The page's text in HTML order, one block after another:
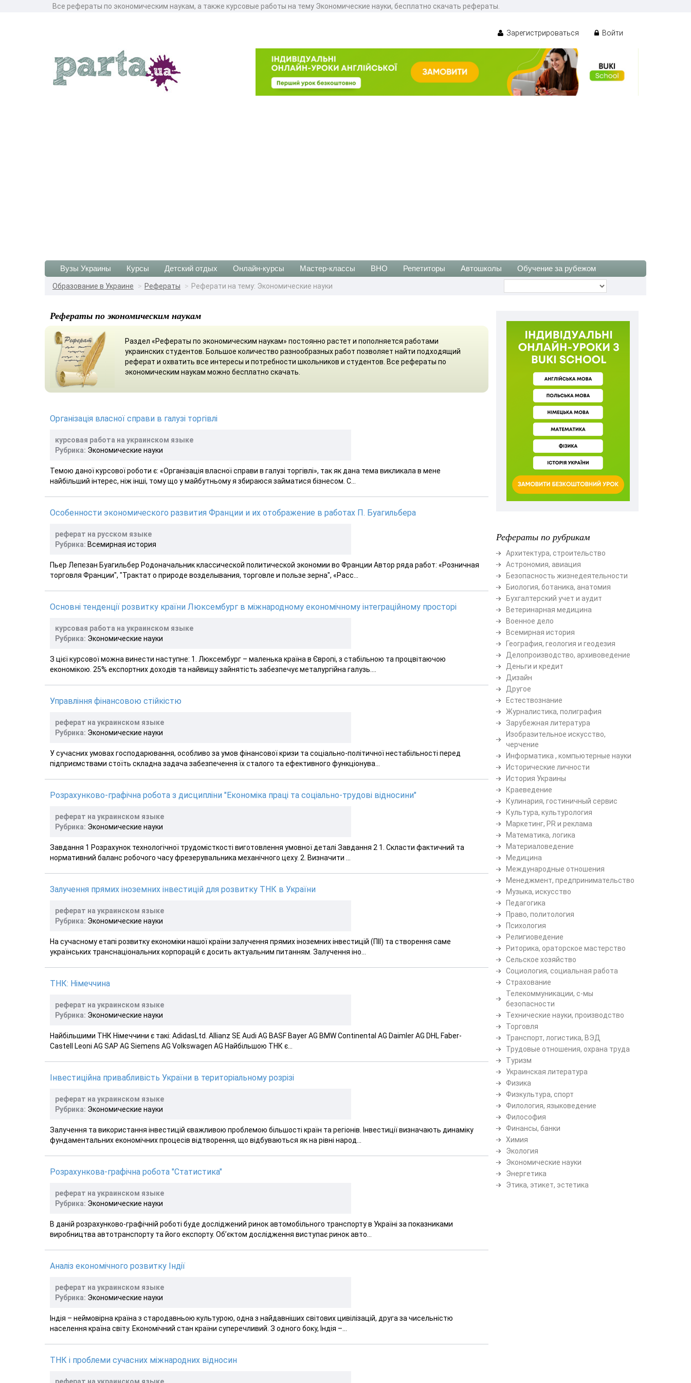
Все рефераты по экономическим наукам, а также курсовые работы на тему Экономические науки, бесплатно скачать рефераты.
Зарегистрироваться Войти
Вузы Украины Курсы Детский отдых Онлайн-курсы Мастер-классы ВНО Репетиторы Автошколы Обучение за рубежом
Образование в Украине Рефераты Реферати на тему: Экономические науки
Рефераты по экономическим наукам
Раздел «Рефераты по экономическим наукам» постоянно растет и пополняется работами
украинских студентов. Большое количество разнообразных работ позволяет найти подходящий
реферат и охватить все интересы и потребности школьников и студентов. Все рефераты по
экономическим наукам можно бесплатно скачать.
Організація власної справи в галузі торгівлі
курсовая работа на украинском языке
Рубрика: Экономические науки
Темою даної курсової роботи є: «Організація власної справи в галузі торгівлі», так як дана тема викликала в мене
найбільший інтерес, ніж інші, тому що у майбутньому я збираюся займатися бізнесом. С...
Особенности экономического развития Франции и их отображение в работах П. Буагильбера
реферат на русском языке
Рубрика: Всемирная история
Пьер Лепезан Буагильбер Родоначальник классической политической экономии во Франции Автор ряда работ: «Розничная
торговля Франции", "Трактат о природе возделывания, торговле и пользе зерна", «Расс...
Основні тенденції розвитку країни Люксембург в міжнародному економічному інтеграційному просторі
курсовая работа на украинском языке
Рубрика: Экономические науки
З цієї курсової можна винести наступне: 1. Люксембург – маленька країна в Європі, з стабільною та процвітаючою
економікою. 25% експортних доходів та найвищу зайнятість забезпечує металургійна галузь....
Управління фінансовою стійкістю
реферат на украинском языке
Рубрика: Экономические науки
У сучасних умовах господарювання, особливо за умов фінансової кризи та соціально-політичної нестабільності перед
підприємствами стоїть складна задача забезпечення їх сталого та ефективного функціонува...
Розрахунково-графічна робота з дисципліни "Економіка праці та соціально-трудові відносини"
реферат на украинском языке
Рубрика: Экономические науки
Завдання 1 Розрахунок технологічної трудомісткості виготовлення умовної деталі Завдання 2 1. Скласти фактичний та
нормативний баланс робочого часу фрезерувальника механічного цеху. 2. Визначити ...
Залучення прямих іноземних інвестицій для розвитку ТНК в України
реферат на украинском языке
Рубрика: Экономические науки
На сучасному етапі розвитку економіки нашої країни залучення прямих іноземних інвестицій (ПІІ) та створення саме
українських транснаціональних корпорацій є досить актуальним питанням. Залучення іно...
ТНК: Німеччина
реферат на украинском языке
Рубрика: Экономические науки
Найбільшими ТНК Німеччини є такі: AdidasLtd. Allianz SE Audi AG BASF Bayer AG BMW Continental AG Daimler AG DHL Faber-
Castell Leoni AG SAP AG Siemens AG Volkswagen AG Найбільшою ТНК є...
Інвестиційна привабливість України в територіальному розрізі
реферат на украинском языке
Рубрика: Экономические науки
Залучення та використання інвестицій єважливою проблемою більшості країн та регіонів. Інвестиції визначають динаміку
фундаментальних економічних процесів відтворення, що відбуваються як на рівні народ...
Розрахункова-графічна робота "Статистика"
реферат на украинском языке
Рубрика: Экономические науки
В даній розрахунково-графічній роботі буде досліджений ринок автомобільного транспорту в Україні за показниками
виробництва автотранспорту та його експорту. Об’єктом дослідження виступає ринок авто...
Аналіз економічного розвитку Індії
реферат на украинском языке
Рубрика: Экономические науки
Індія – неймовірна країна з стародавньою культурою, одна з найдавніших світових цивілізацій, друга за чисельністю
населення країна світу. Економічний стан країни суперечливий. З одного боку, Індія –...
ТНК і проблеми сучасних міжнародних відносин
Рефераты по рубрикам
Архитектура, строительство
Астрономия, авиация
Безопасность жизнедеятельности
Биология, ботаника, анатомия
Бухгалтерский учет и аудит
Ветеринарная медицина
Военное дело
Всемирная история
География, геология и геодезия
Делопроизводство, архивоведение
Деньги и кредит
Дизайн
Другое
Естествознание
Журналистика, полиграфия
Зарубежная литература
Изобразительное искусство,
черчение
Информатика , компьютерные науки
Исторические личности
История Украины
Краеведение
Кулинария, гостиничный сервис
Культура, культурология
Маркетинг, PR и реклама
Математика, логика
Материаловедение
Медицина
Международные отношения
Менеджмент, предпринимательство
Музыка, искусство
Педагогика
Право, политология
Психология
Религиоведение
Риторика, ораторское мастерство
Сельское хозяйство
Социология, социальная работа
Страхование
Телекоммуникации, с-мы
безопасности
Технические науки, производство
Торговля
Транспорт, логистика, ВЭД
Трудовые отношения, охрана труда
Туризм
Украинская литература
Физика
Физкультура, спорт
Филология, языковедение
Философия
Финансы, банки
Химия
Экология
Экономические науки
Энергетика
Этика, этикет, эстетика